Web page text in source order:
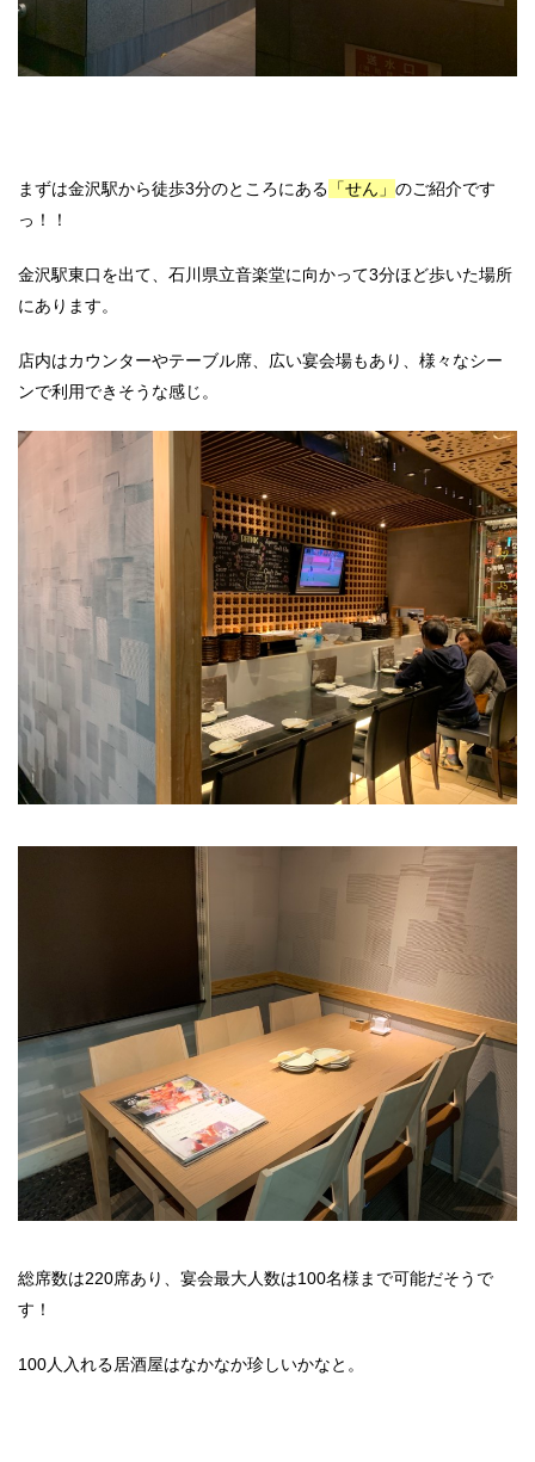
まずは金沢駅から徒歩3分のところにある 「せん」 のご紹介です
っ！！
金沢駅東口を出て、石川県立音楽堂に向かって3分ほど歩いた場所
にあります。
店内はカウンターやテーブル席、広い宴会場もあり、様々なシー
ンで利用できそうな感じ。
総席数は220席あり、宴会最大人数は100名様まで可能だそうで
す！
100人入れる居酒屋はなかなか珍しいかなと。